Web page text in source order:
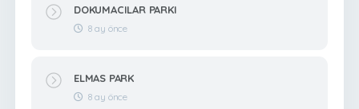
DOKUMACILAR PARKI
8 ay önce
ELMAS PARK
8 ay önce